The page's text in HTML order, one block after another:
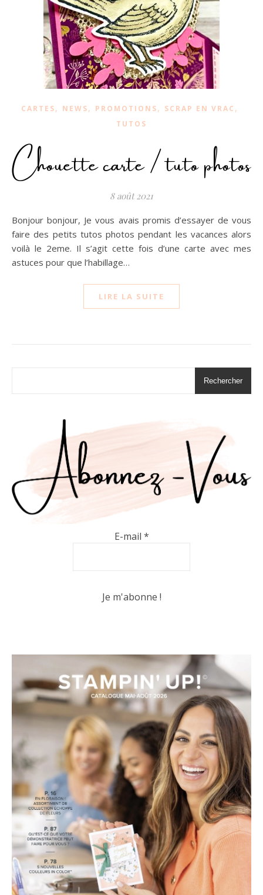
CARTES, NEWS, PROMOTIONS, SCRAP EN VRAC ,
TUTOS
Chouette carte / tuto photos
8 août 2021
Bonjour bonjour, Je vous avais promis d’essayer de vous
faire des petits tutos photos pendant les vacances alors
voilà le 2eme. Il s’agit cette fois d’une carte avec mes
astuces pour que l’habillage…
LIRE LA SUITE
Rechercher
E-mail *